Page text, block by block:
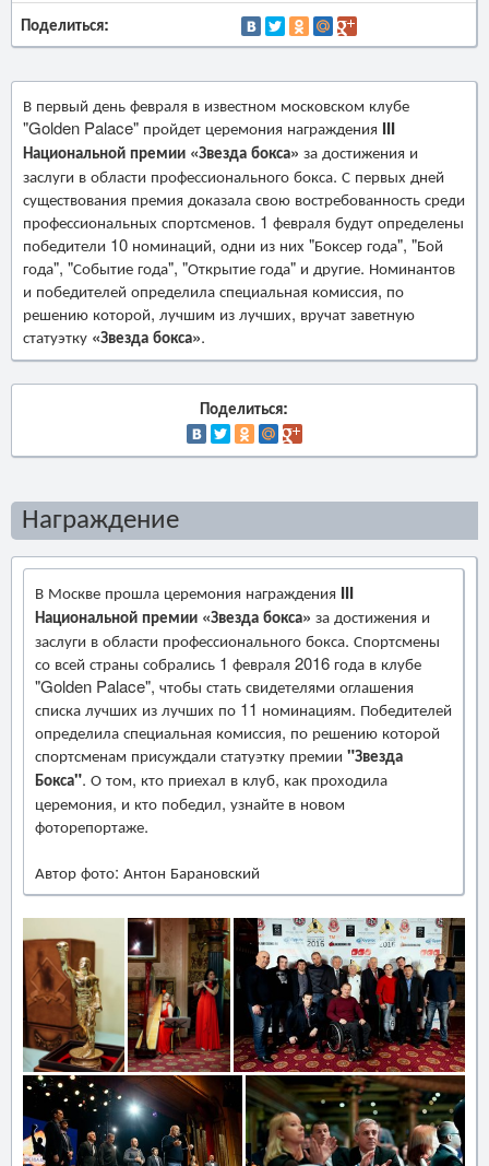
Поделиться:
В первый день февраля в известном московском клубе
"Golden Palace" пройдет церемония награждения III
Национальной премии «Звезда бокса» за достижения и
заслуги в области профессионального бокса. С первых дней
существования премия доказала свою востребованность среди
профессиональных спортсменов. 1 февраля будут определены
победители 10 номинаций, одни из них "Боксер года", "Бой
года", "Событие года", "Открытие года" и другие. Номинантов
и победителей определила специальная комиссия, по
решению которой, лучшим из лучших, вручат заветную
статуэтку «Звезда бокса».
Поделиться:
Награждение
В Москве прошла церемония награждения III
Национальной премии «Звезда бокса» за достижения и
заслуги в области профессионального бокса. Спортсмены
со всей страны собрались 1 февраля 2016 года в клубе
"Golden Palace", чтобы стать свидетелями оглашения
списка лучших из лучших по 11 номинациям. Победителей
определила специальная комиссия, по решению которой
спортсменам присуждали статуэтку премии "Звезда
Бокса". О том, кто приехал в клуб, как проходила
церемония, и кто победил, узнайте в новом
фоторепортаже.
Автор фото: Антон Барановский